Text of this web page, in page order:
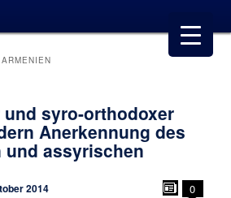
ARMENIEN
syro-orthodoxer
Anerkennung des
und assyrischen
2014 0